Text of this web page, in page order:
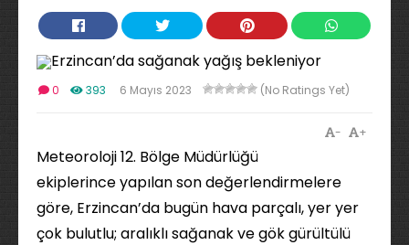
0 393 6 Mayıs 2023 (No Ratings Yet)
+
-
Meteoroloji 12. Bölge Müdürlüğü
ekiplerince yapılan son değerlendirmelere
göre, Erzincan’da bugün hava parçalı, yer yer
çok bulutlu; aralıklı sağanak ve gök gürültülü